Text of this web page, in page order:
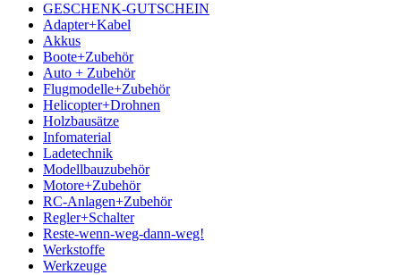
GESCHENK-GUTSCHEIN
Adapter+Kabel
Akkus
Boote+Zubehör
Auto + Zubehör
Flugmodelle+Zubehör
Helicopter+Drohnen
Holzbausätze
Infomaterial
Ladetechnik
Modellbauzubehör
Motore+Zubehör
RC-Anlagen+Zubehör
Regler+Schalter
Reste-wenn-weg-dann-weg!
Werkstoffe
Werkzeuge